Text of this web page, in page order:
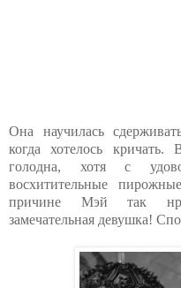
Она научилась
когда хотелось
голодна, хотя с
восхитительные
причине Мэй так
замечательная девушка!